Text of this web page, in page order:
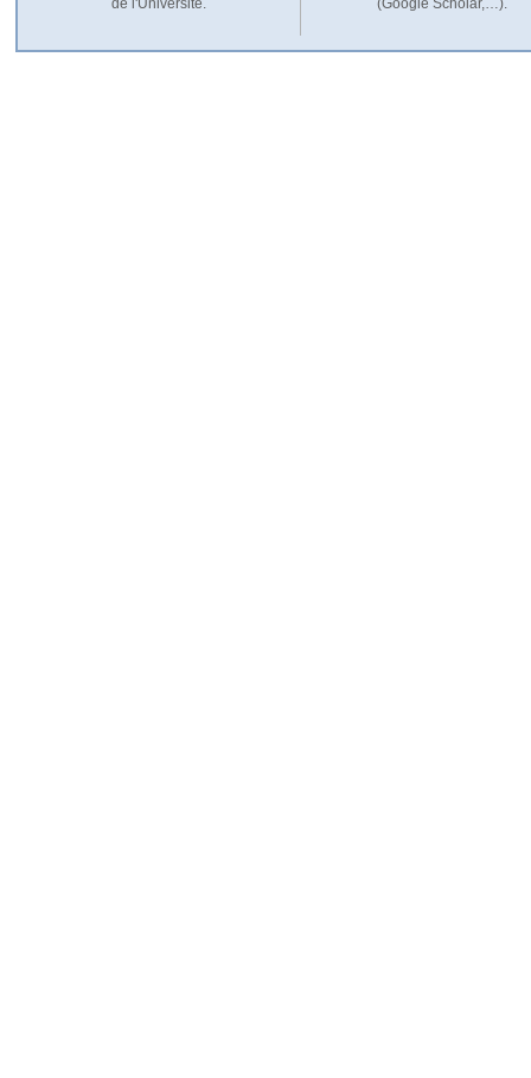
de l'Université.
(Google Scholar,…).